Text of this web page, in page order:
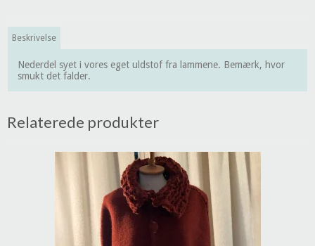
Beskrivelse
Nederdel syet i vores eget uldstof fra lammene. Bemærk, hvor
smukt det falder.
Relaterede produkter